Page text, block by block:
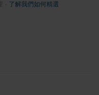
了解我們如何精選